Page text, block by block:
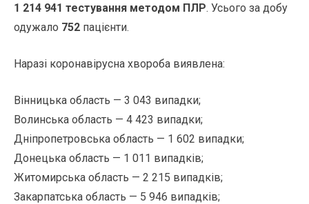
1 214 941 тестування методом ПЛР. Усього за добу
одужало 752 пацієнти.
Наразі коронавірусна хвороба виявлена:
Вінницька область — 3 043 випадки;
Волинська область — 4 423 випадки;
Дніпропетровська область — 1 602 випадки;
Донецька область — 1 011 випадків;
Житомирська область — 2 215 випадків;
Закарпатська область — 5 946 випадків;